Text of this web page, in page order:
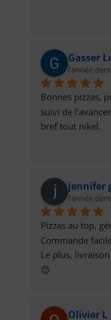
Gasser
l’année
Bonnes pizzas,
suivi de
bref tout nikel.
jennifer
l’année
Pizzas au top,
Commande
Le plus,
😊
Olivier L